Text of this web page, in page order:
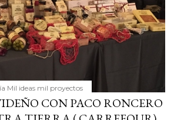
Mil ideas mil proyectos
CON PACO RONCERO